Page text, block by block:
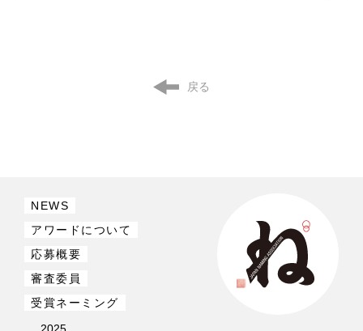
戻る
NEWS
アワードについて
応募概要
審査委員
受賞ネーミング
2025